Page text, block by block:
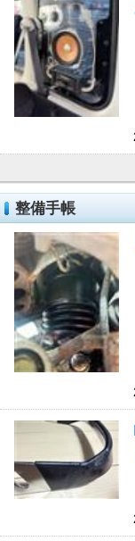
整備手帳